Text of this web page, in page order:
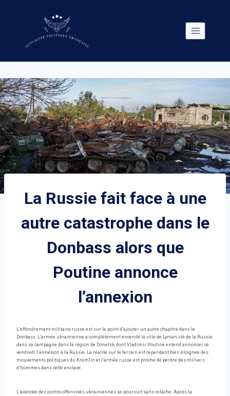
La Russie fait face à une
autre catastrophe dans le
Donbass alors que
Poutine annonce
l’annexion
L’effondrement militaire russe est sur le point d’ajouter un autre chapitre dans le
Donbass. L’armée ukrainienne a complètement encerclé la ville de Lyman, clé de la Russie
dans sa campagne dans la région de Donetsk, dont Vladimir Poutine entend annoncer ce
vendredi l’annexion à la Russie. La réalité sur le terrain est cependant bien éloignée des
mouvements politiques du Kremlin et l’armée russe est proche de perdre des milliers
d’hommes dans cette enclave.
L’avancée des contre-offensives ukrainiennes se poursuit sans relâche. Après la